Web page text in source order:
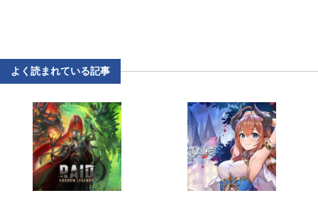
よく読まれている記事